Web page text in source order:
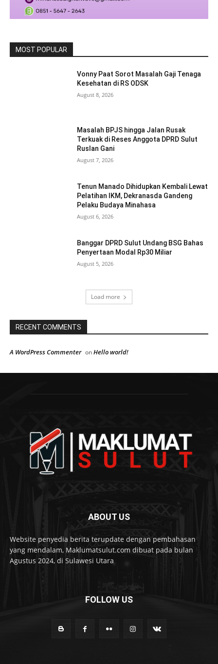
MOST POPULAR
Vonny Paat Sorot Masalah Gaji Tenaga
Kesehatan di RS ODSK
August 8, 2026
Masalah BPJS hingga Jalan Rusak
Terkuak di Reses Anggota DPRD Sulut
Ruslan Gani
August 7, 2026
Tenun Manado Dihidupkan Kembali Lewat
Pelatihan IKM, Dekranasda Gandeng
Pelaku Budaya Minahasa
August 6, 2026
Banggar DPRD Sulut Undang BSG Bahas
Penyertaan Modal Rp30 Miliar
August 5, 2026
Load more
RECENT COMMENTS
A WordPress Commenter onHello world!
ABOUT US
Website penyedia berita terupdate dengan pembahasan
yang mendalam, Maklumatsulut.com dibuat pada bulan
Agustus 2024, di Sulawesi Utara
FOLLOW US